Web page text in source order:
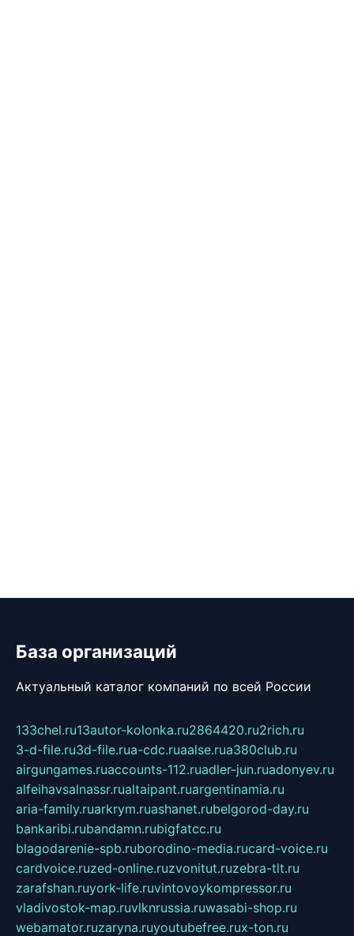
База организаций
Актуальный каталог компаний по всей России
133chel.ru13autor-kolonka.ru2864420.ru2rich.ru
3-d-file.ru3d-file.rua-cdc.ruaalse.rua380club.ru
airgungames.ruaccounts-112.ruadler-jun.ruadonyev.ru
alfeihavsalnassr.rualtaipant.ruargentinamia.ru
aria-family.ruarkrym.ruashanet.rubelgorod-day.ru
bankaribi.rubandamn.rubigfatcc.ru
blagodarenie-spb.ruborodino-media.rucard-voice.ru
cardvoice.ruzed-online.ruzvonitut.ruzebra-tlt.ru
zarafshan.ruyork-life.ruvintovoykompressor.ru
vladivostok-map.ruvlknrussia.ruwasabi-shop.ru
webamator.ruzaryna.ruyoutubefree.rux-ton.ru